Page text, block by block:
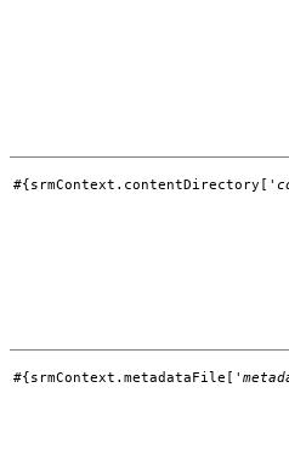
#{srmContext.contentDirectory['
#{srmContext.metadataFile['